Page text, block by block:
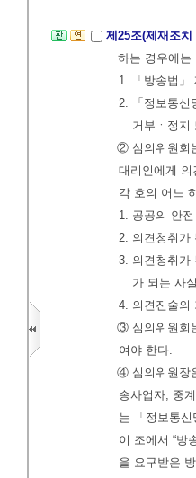
제25조(제재조
하는 경우에는
1. 「방송법」
2. 「정보통신
거부ㆍ정지
② 심의위원회
대리인에게
각 호의 어느
1. 공공의 안
2. 의견청취가
3. 의견청취가
가 되는 사
4. 의견진술의
③ 심의위원회
여야 한다.
④ 심의위원장
송사업자, 중
는 「정보통
이 조에서 “방
을 요구받은